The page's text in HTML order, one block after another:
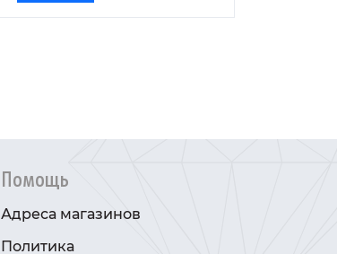
Помощь
Адреса магазинов
Политика